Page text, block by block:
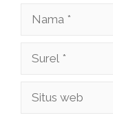
Nama
Surel
Situs